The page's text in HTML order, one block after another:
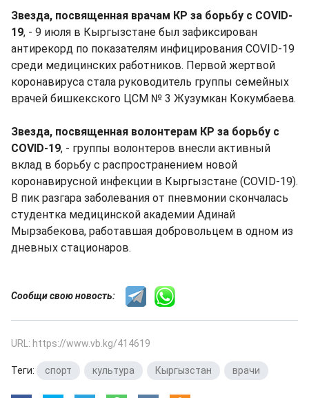
Звезда, посвященная врачам КР за борьбу с COVID-
19, - 9 июля в Кыргызстане был зафиксирован
антирекорд по показателям инфицирования COVID-19
среди медицинских работников. Первой жертвой
коронавируса стала руководитель группы семейных
врачей бишкекского ЦСМ № 3 Жузумкан Кокумбаева.
Звезда, посвященная волонтерам КР за борьбу с
COVID-19, - группы волонтеров внесли активный
вклад в борьбу с распространением новой
коронавирусной инфекции в Кыргызстане (COVID-19).
В пик разгара заболевания от пневмонии скончалась
студентка медицинской академии Адинай
Мырзабекова, работавшая добровольцем в одном из
дневных стационаров.
Сообщи свою новость:
URL: https://www.vb.kg/414619
Теги: спорт культура Кыргызстан врачи